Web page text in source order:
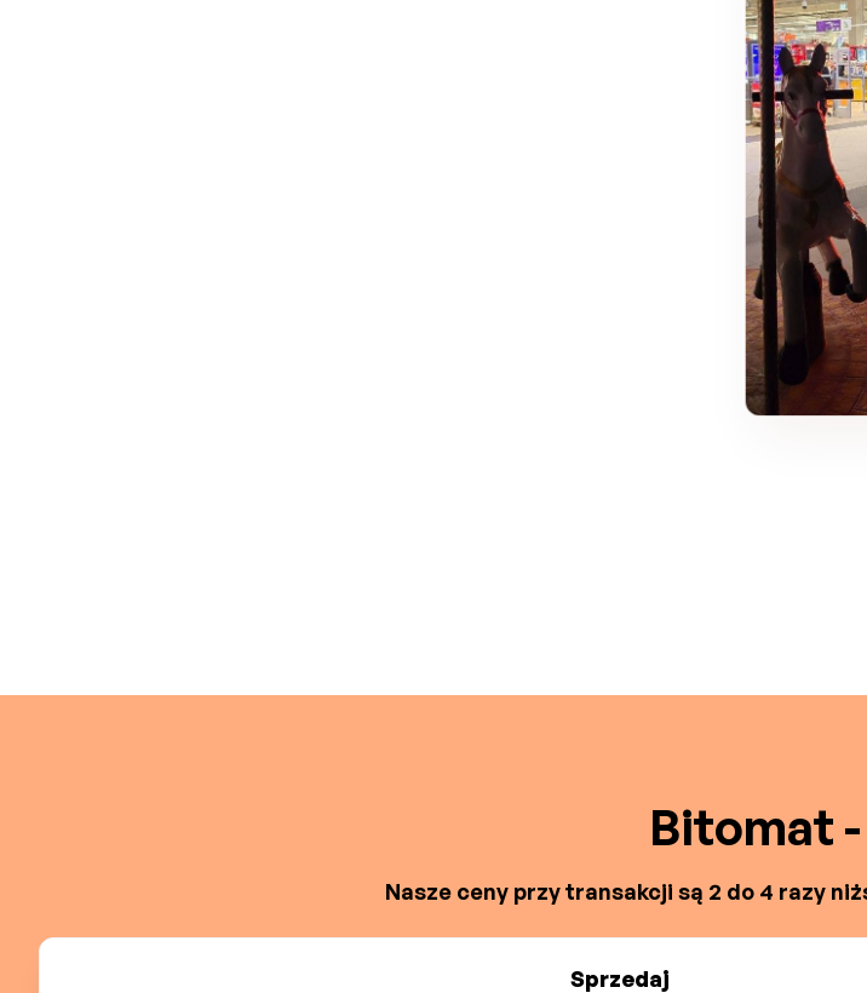
Bitomat
Nasze ceny przy transakcji są 2 do 4 razy
Sprzedaj